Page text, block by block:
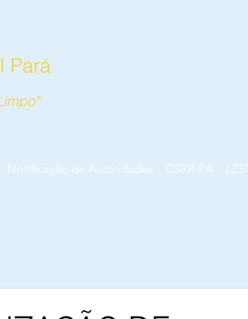
Pará
Notificação de Autoridades CSRP-PA